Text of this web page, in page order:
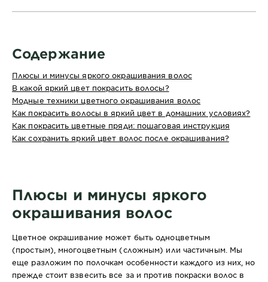
Содержание
Плюсы и минусы яркого окрашивания волос
В какой яркий цвет покрасить волосы?
Модные техники цветного окрашивания волос
Как покрасить волосы в яркий цвет в домашних условиях?
Как покрасить цветные пряди: пошаговая инструкция
Как сохранить яркий цвет волос после окрашивания?
Плюсы и минусы яркого
окрашивания волос
Цветное окрашивание может быть одноцветным
(простым), многоцветным (сложным) или частичным. Мы
еще разложим по полочкам особенности каждого из них, но
прежде стоит взвесить все за и против покраски волос в